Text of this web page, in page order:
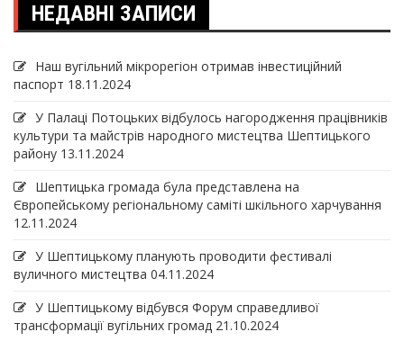
НЕДАВНІ ЗАПИСИ
Наш вугільний мікрорегіон отримав інвеcтиційний
паспорт 18.11.2024
У Палаці Потоцьких відбулось нагородження працівників
культури та майстрів народного мистецтва Шептицького
району 13.11.2024
Шептицька громада була представлена на
Європейському регіональному саміті шкільного харчування
12.11.2024
У Шептицькому планують проводити фестивалі
вуличного мистецтва 04.11.2024
У Шептицькому відбувся Форум справедливої
трансформації вугільних громад 21.10.2024